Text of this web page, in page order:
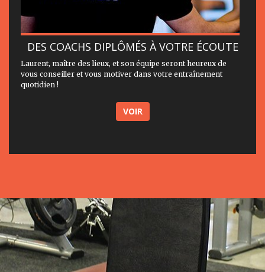
DES COACHS DIPLÔMÉS À VOTRE ÉCOUTE
Laurent, maître des lieux, et son équipe seront heureux de
vous conseiller et vous motiver dans votre entraînement
quotidien !
VOIR